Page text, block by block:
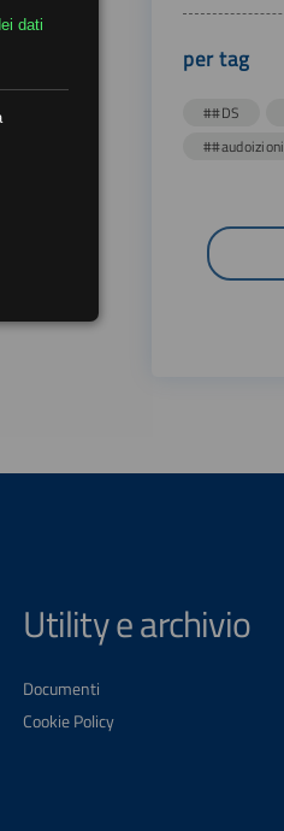
per tag
##DS
##audoizioni
Utility e archivio
Documenti
Cookie Policy
dati